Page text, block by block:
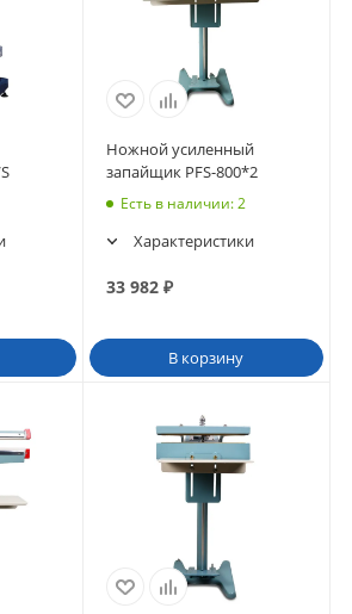
Ножной усиленный
запайщик PFS-800*2
Есть в наличии: 2
Характеристики
33 982₽
В корзину